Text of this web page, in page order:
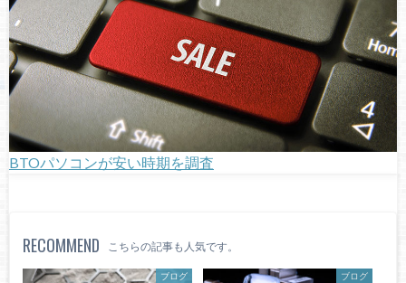
BTOパソコンが安い時期を調査
RECOMMEND こちらの記事も人気です。
ブログ ブログ